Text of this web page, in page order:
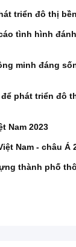
triển đô thị
tình hình
minh đáng
phát triển đô
Nam 2023
Nam - châu Á
thành phố